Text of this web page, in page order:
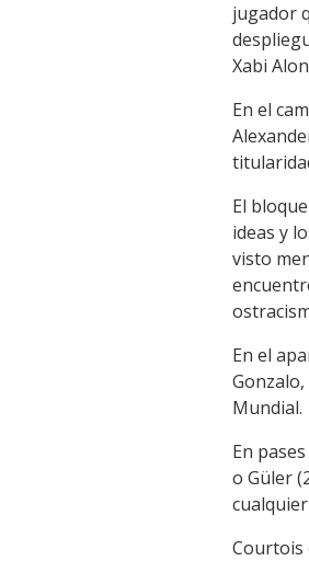
jugador
Xabi
En el
El
ideas y
visto
En el
Mundial.
En
o Güler
Courtois